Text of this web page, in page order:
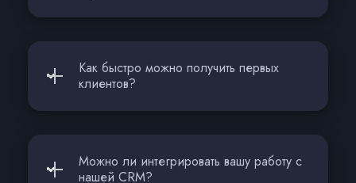
Как быстро можно получить первых
клиентов?
Можно ли интегрировать вашу работу с
нашей CRM?